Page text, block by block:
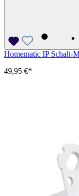
Homematic IP Schalt-
49,95 €*